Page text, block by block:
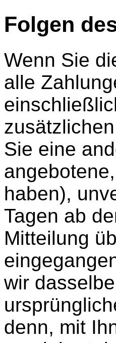
Folgen
Wenn Sie
alle
Sie eine
haben),
Tagen ab
Mitteilung
wir
denn, mit